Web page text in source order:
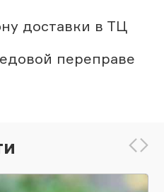
доставки в ТЦ
переправе